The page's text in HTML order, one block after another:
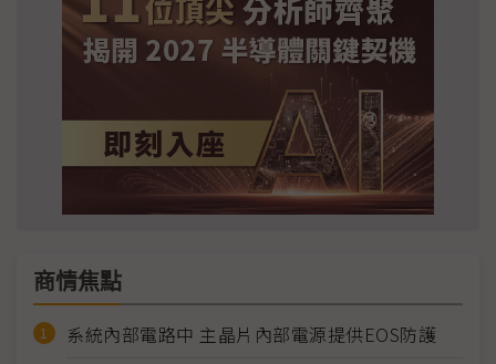
商情焦點
系統內部電路中 主晶片內部電源提供EOS防護